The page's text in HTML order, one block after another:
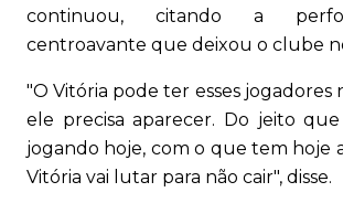
continuou, citando a
centroavante que deixou o clube
"O Vitória pode ter esses jogadores
ele precisa aparecer. Do jeito
jogando hoje, com o que tem hoje
Vitória vai lutar para não cair", disse.